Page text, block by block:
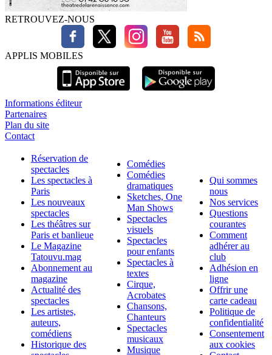
RETROUVEZ-NOUS
APPLIS MOBILES
Informations éditeur
Partenaires
Plan du site
Contact
Réservation de
spectacles
Les spectacles à
Paris
Les nouveaux
spectacles
Les théâtres sur
Paris et banlieue
Le Magazine
Tatouvu.mag
Abonnement au
magazine
Actualité des
spectacles
Les artistes,
auteurs,
comédiens
Historique des
Comédies
Comédies
dramatiques
Sketches, One
Man Shows
Spectacles
visuels
Spectacles
pour enfants
Spectacles à
textes
Cirque,
Acrobates
Chansons,
Chanteurs
Spectacles
musicaux
Musique
Qui sommes
nous
Nos services
Questions
courantes
Comment
adhérer au
club
Adhésion en
ligne
Offrir une
carte cadeau
Politique de
confidentialité
Consentement
aux cookies